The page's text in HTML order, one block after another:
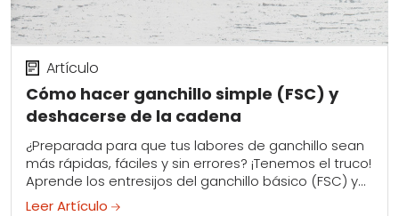
Cómo hacer ganchillo simple (FSC) y
deshacerse de la cadena
Artículo
¿Preparada para que tus labores de ganchillo sean
más rápidas, fáciles y sin errores? ¡Tenemos el truco!
Aprende los entresijos del ganchillo básico (FSC) y
comienza tu proyecto con puntos...
Leer Artículo